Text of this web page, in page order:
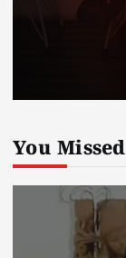
You Missed